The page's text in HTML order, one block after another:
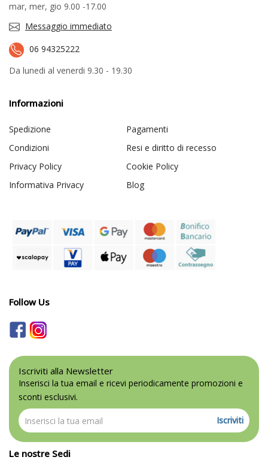
mar, mer, gio 9.00 -17.00
Messaggio immediato
06 94325222
Da lunedi al venerdi 9.30 - 19.30
Informazioni
Spedizione
Pagamenti
Condizioni
Resi e diritto di recesso
Privacy Policy
Cookie Policy
Informativa Privacy
Blog
Follow Us
Iscriviti alla Newsletter
Inserisci la tua email e ricevi periodicamente promozioni e
sconti esclusivi.
Iscriviti
Le nostre Sedi